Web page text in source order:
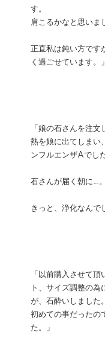
す。
肩こるかなと思いま
正直私は鈍い方です
く過ごせています。」
「娘の石さんを注
熱を娘に出てしまい
ンフルエンザAでした
石さんが届く朝に…。
きっと、浄化なんで
「以前購入させて
ト、サイズ調整の
が、石酔いしました。
初めての事だったの
た。」